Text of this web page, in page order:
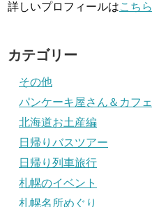
詳しいプロフィールはこちら
カテゴリー
その他
パンケーキ屋さん＆カフェ
北海道お土産編
日帰りバスツアー
日帰り列車旅行
札幌のイベント
札幌名所めぐり